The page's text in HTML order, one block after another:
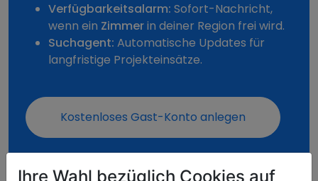
Verfügbarkeitsalarm: Sofort-Nachricht,
wenn ein Zimmerin deiner Region frei wird.
Suchagent: Automatische Updates für
langfristige Projekteinsätze.
Kostenloses Gast-Konto anlegen
Ihre Wahl bezüglich Cookies auf